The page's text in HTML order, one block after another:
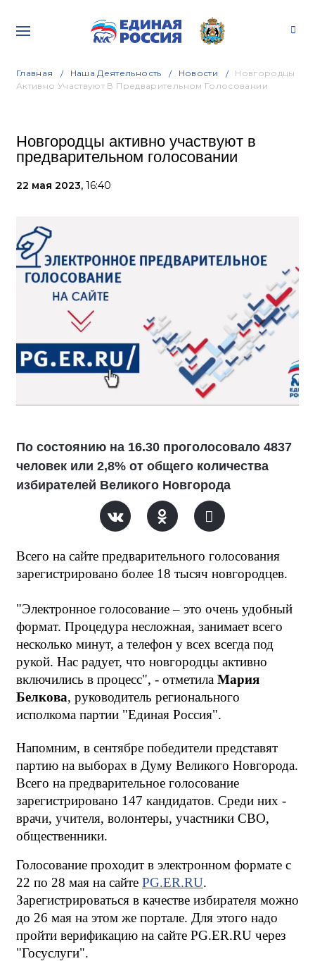
Главная Наша Деятельность Новости
Новгородцы
Активно Участвуют В Предварительном Голосовании
Новгородцы активно участвуют в
предварительном голосовании
22 мая 2023, 16:40
По состоянию на 16.30 проголосовало 4837
человек или 2,8% от общего количества
избирателей Великого Новгорода
Всего на сайте предварительного голосования
зарегистрировано более 18 тысяч новгородцев.
"Электронное голосование – это очень удобный
формат. Процедура несложная, занимает всего
несколько минут, а телефон у всех всегда под
рукой. Нас радует, что новгородцы активно
включились в процесс", - отметила Мария
Белкова, руководитель регионального
исполкома партии "Единая Россия".
Напомним, в сентябре победители представят
партию на выборах в Думу Великого Новгорода.
Всего на предварительное голосование
зарегистрировано 147 кандидатов. Среди них -
врачи, учителя, волонтеры, участники СВО,
общественники.
Голосование проходит в электронном формате с
22 по 28 мая на сайте PG.ER.RU
Зарегистрироваться в качестве избирателя можно
до 26 мая на этом же портале. Для этого надо
пройти верификацию на сайте PG.ER.RU через
"Госуслуги".